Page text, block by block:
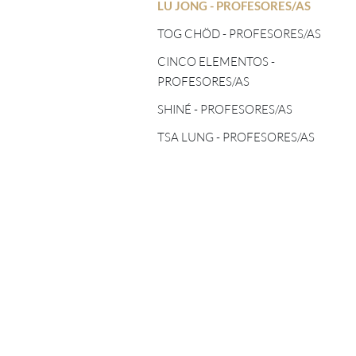
CINCO ELEMENTOS -
PROFESORES/AS
SHINÉ - PROFESORES/AS
LU JONG - PROFESORES/AS
TOG CHÖD - PROFESORES/AS
CINCO ELEMENTOS -
PROFESORES/AS
SHINÉ - PROFESORES/AS
TSA LUNG - PROFESORES/AS